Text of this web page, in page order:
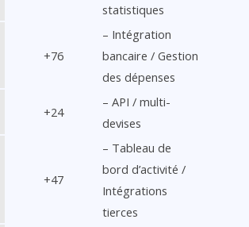
statistiques
+76
– Intégration
bancaire / Gestion
des dépenses
+24
– API / multi-
devises
+47
– Tableau de
bord d’activité /
Intégrations
tierces